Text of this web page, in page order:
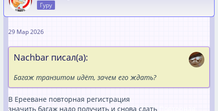
Гуру
29 Мар 2026
Nachbar писал(а):
Багаж транзитом идёт, зачем его ждать?
В Ерееване повторная регистрация
значить багаж надо получить и снова сдать